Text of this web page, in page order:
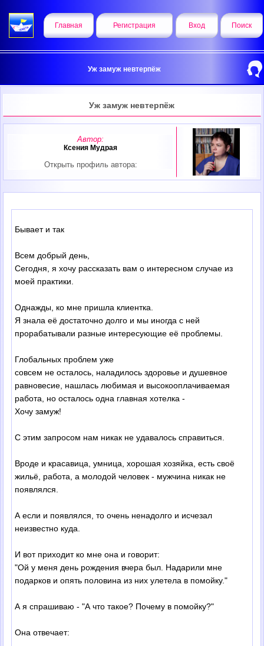
Главная Регистрация Вход Поиск
Уж замуж невтерпёж
Уж замуж невтерпёж
Автор:
Ксения Мудрая
Открыть профиль автора:
Бывает и так
Всем добрый день,
Сегодня, я хочу рассказать вам о интересном случае из
моей практики.
Однажды, ко мне пришла клиентка.
Я знала её достаточно долго и мы иногда с ней
прорабатывали разные интересующие её проблемы.
Глобальных проблем уже
совсем не осталось, наладилось здоровье и душевное
равновесие, нашлась любимая и высокооплачиваемая
работа, но осталось одна главная хотелка -
Хочу замуж!
С этим запросом нам никак не удавалось справиться.
Вроде и красавица, умница, хорошая хозяйка, есть своё
жильё, работа, а молодой человек - мужчина никак не
появлялся.
А если и появлялся, то очень ненадолго и исчезал
неизвестно куда.
И вот приходит ко мне она и говорит:
"Ой у меня день рождения вчера был. Надарили мне
подарков и опять половина из них улетела в помойку."
А я спрашиваю - "А что такое? Почему в помойку?"
Она отвечает: